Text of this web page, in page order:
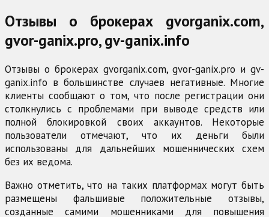
Отзывы о брокерах gvorganix.com,
gvor-ganix.pro, gv-ganix.info
Отзывы о брокерах gvorganix.com, gvor-ganix.pro и gv-
ganix.info в большинстве случаев негативные. Многие
клиенты сообщают о том, что после регистрации они
столкнулись с проблемами при выводе средств или
полной блокировкой своих аккаунтов. Некоторые
пользователи отмечают, что их деньги были
использованы для дальнейших мошеннических схем
без их ведома.
Важно отметить, что на таких платформах могут быть
размещены фальшивые положительные отзывы,
созданные самими мошенниками для повышения